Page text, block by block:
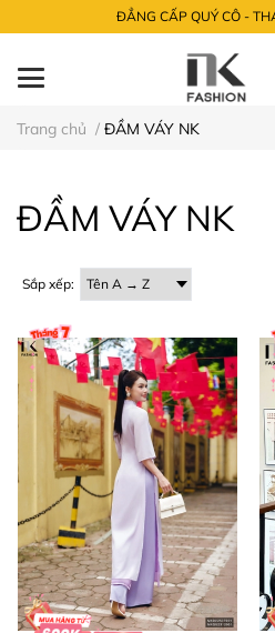
ĐẲNG CẤP QUÝ CÔ -
Trang chủ / ĐẦM VÁY NK
ĐẦM VÁY NK
Sắp xếp: